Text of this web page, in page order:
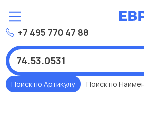
+7 495 770 47 88
Поиск по Артикулу Поиск по